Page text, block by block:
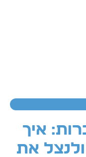
איך
את